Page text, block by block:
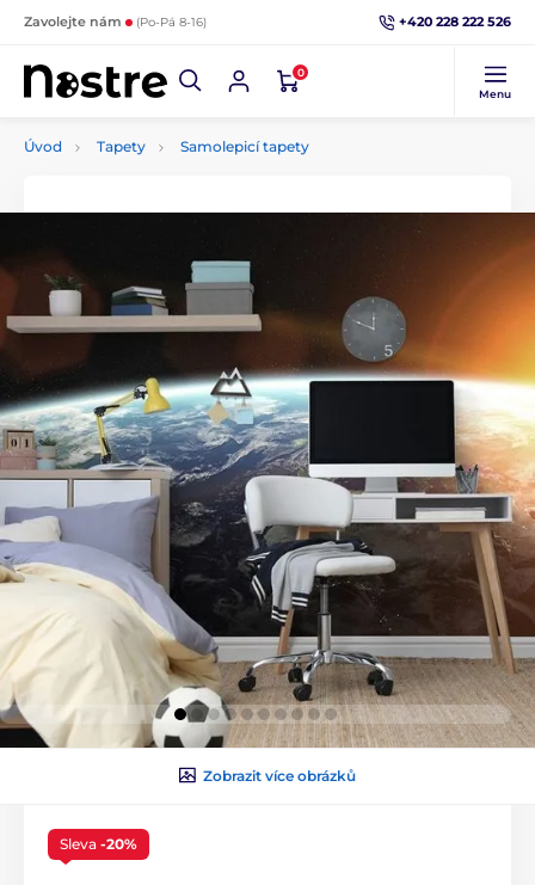
Zavolejte nám (Po-Pá 8-16) +420 228 222 526
0
Menu
Úvod Tapety Samolepicí tapety
Zobrazit více obrázků
Sleva -20%